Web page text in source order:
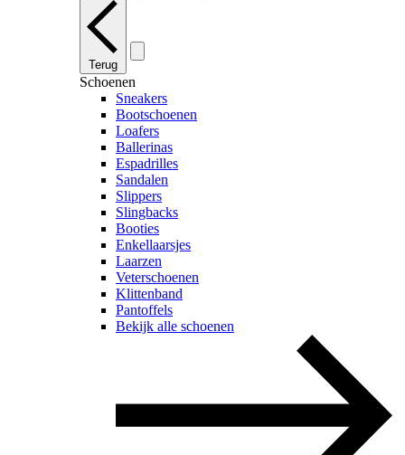
Terug
Schoenen
Sneakers
Bootschoenen
Loafers
Ballerinas
Espadrilles
Sandalen
Slippers
Slingbacks
Booties
Enkellaarsjes
Laarzen
Veterschoenen
Klittenband
Pantoffels
Bekijk alle schoenen